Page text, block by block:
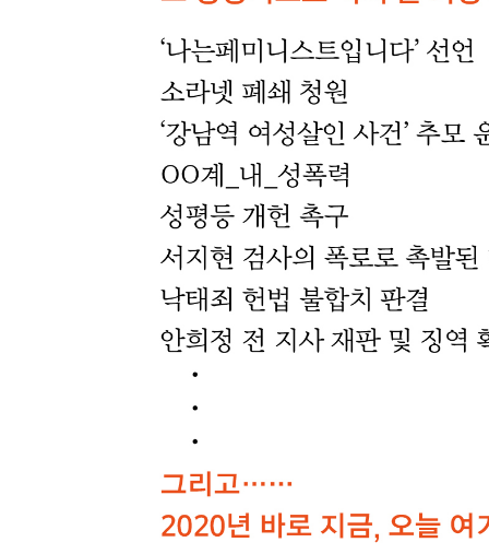
171 · 얼굴을 되찾는 용기
179 · 또 하나의 혁명, 청소년 참정권 운동
183 · 두려워 말라, 그들은 그저 세상을 바꾸고 있
187 · 위력에 의한 간음죄, 최협의설을 넘어서자
191 · 나이키 페미니즘을 타고 넘기
4 삶이 저절로 계속된 것이었을까?
197 · 피난하지 못하는 사람들
201 · 머무르지 않는 마음, 〈파란나비효과〉
205 · 마음껏 음란하라
213 · 우리가 버티는 이유
217 · 위대함과 특별함의 앙상블, 〈아이 캔 스피크
220 · 가장 詩적인 것
224 · 밥이 우리를 축복할 때
228 · 한 끗의 차이를 만드는 페미니즘